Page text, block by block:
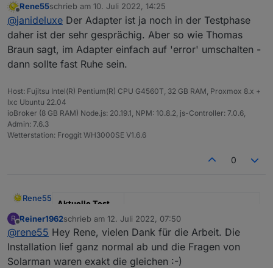
erstmal vielen Dank für den coolen Adapter. Unser
Bosswerk Wechselrichter läuft nun auch damit.
Kleine Frage, der Adapter "müllt" ziemlich mein Log
zu, gibts ne Möglichkeit, dass der Adapter weniger
Info Logs erzeugt?
Offline
Rene55schrieb am 10. Juli 2022, 14:25
zuletzt editiert von
@janideluxe Der Adapter ist ja noch in der Testphase
daher ist der sehr gesprächig. Aber so wie Thomas
Braun sagt, im Adapter einfach auf 'error' umschalten -
dann sollte fast Ruhe sein.
Host: Fujitsu Intel(R) Pentium(R) CPU G4560T, 32 GB RAM, Proxmox 8.x +
lxc Ubuntu 22.04
ioBroker (8 GB RAM) Node.js: 20.19.1, NPM: 10.8.2, js-Controller: 7.0.6,
Admin: 7.6.3
Wetterstation: Froggit WH3000SE V1.6.6
0
Rene55
Aktuelle Test
Version
0.5.1
Veröffentlichun
gsdatum
23.06.2022
R
Offline
Reiner1962schrieb am 12. Juli 2022, 07:50
zuletzt editiert von
@rene55 Hey Rene, vielen Dank für die Arbeit. Die
Installation lief ganz normal ab und die Fragen von
Solarman waren exakt die gleichen :-)